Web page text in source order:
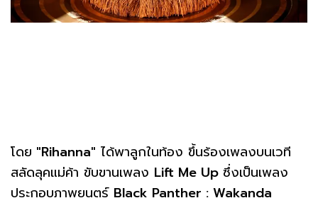
โดย "Rihanna" ได้พาลูกในท้อง ขึ้นร้องเพลงบนเวที
สลัดลุคแม่ค้า ขับขานเพลง Lift Me Up ซึ่งเป็นเพลง
ประกอบภาพยนตร์ Black Panther : Wakanda